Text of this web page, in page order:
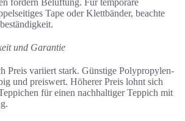
fördern Belüftung. Für temporäre
Tape oder Klettbänder, beachte
und Garantie
Preis variiert stark. Günstige Polypropylen-
und preiswert. Höherer Preis lohnt sich
für einen nachhaltiger Teppich mit